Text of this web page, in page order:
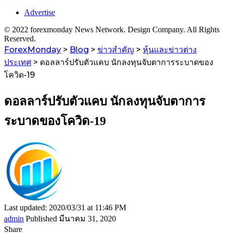
Advertise
© 2022 forexmonday News Network. Design Company. All Rights
Reserved.
ForexMonday > Blog > ข่าวสำคัญ > หุ้นและข่าวต่าง
ประเทศ > ดอลลาร์ปรับตัวแคบ นักลงทุนจับตาการระบาดของ
โควิด-19
ดอลลาร์ปรับตัวแคบ นักลงทุนจับตาการ
ระบาดของโควิด-19
Last updated: 2020/03/31 at 11:46 PM
admin Published มีนาคม 31, 2020
Share